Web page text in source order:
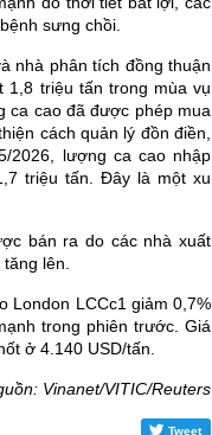
sưng chồi.
nhà phân tích đồng thuận
1,8 triệu tấn trong mùa vụ
ca cao đã được phép mua
cách quản lý đồn điền,
2026, lượng ca cao nhập
triệu tấn. Đây là một xu
bán ra do các nhà xuất
lên.
London LCCc1 giảm 0,7%
trong phiên trước. Giá
ở 4.140 USD/tấn.
Vinanet/VITIC/Reuters
Tweet